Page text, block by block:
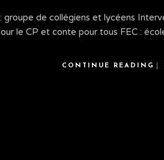
de collégiens et lycéens
le CP et conte pour tous FEC :
CONTINUE READING